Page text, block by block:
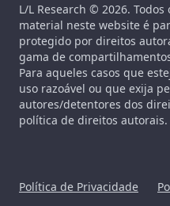
L/L Research © 2026.
material neste website é
protegido por direitos
gama de
Para aqueles casos que
uso razoável ou que exija
autores/detentores dos
política de direitos autorais.
Política de Privacidade